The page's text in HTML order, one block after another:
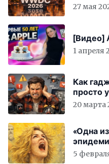
27 мая
[Видео]
1 апреля
Как
просто
вас
20 марта
«Одна
света
5